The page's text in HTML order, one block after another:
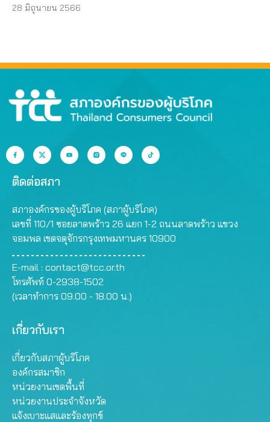
บริโภคร่วมเป็น กก. สรรหา
28 มิถุนายน 2566
ติดต่อสภา
สภาองค์กรของผู้บริโภค (สภาผู้บริโภค)
เลขที่ 110/1 ซอยลาดพร้าว 26 แยก 1-2 ถนนลาดพร้าว แขวง
จอมพล เขตจตุจักรกรุงเทพมหานคร 10900
E-mail : contact@tcc.or.th
โทรศัพท์ 0-2938-1502
(เวลาทำการ 09.00 - 18.00 น.)
เกี่ยวกับเรา
เกี่ยวกับสภาผู้บริโภค
องค์กรสมาชิก
หน่วยงานเขตพื้นที่
หน่วยงานประจำจังหวัด
แจ้งเบาะแสและร้องทุกข์